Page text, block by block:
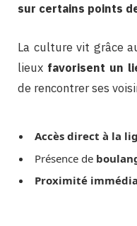
sur certains points
La culture vit grâce
lieux favorisent un
de rencontrer ses
Accès direct à la
Présence de
Proximité